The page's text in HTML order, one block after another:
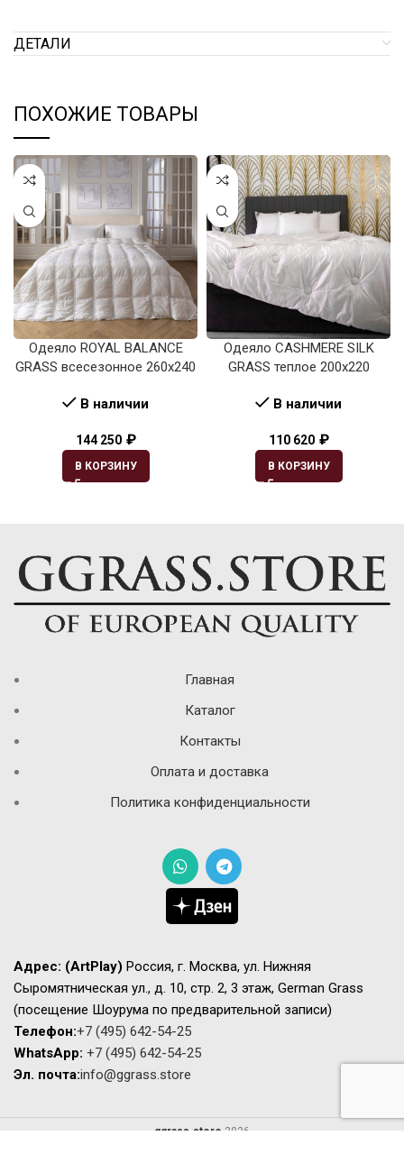
ДЕТАЛИ
ПОХОЖИЕ ТОВАРЫ
Одеяло ROYAL BALANCE
GRASS всесезонное 260х240
В наличии
144 250 ₽
В КОРЗИНУ
Одеяло CASHMERE SILK
GRASS теплое 200х220
В наличии
110 620 ₽
В КОРЗИНУ
Главная
Каталог
Контакты
Оплата и доставка
Политика конфиденциальности
Адрес: (ArtPlay) Россия, г. Москва, ул. Нижняя
Сыромятническая ул., д. 10, стр. 2, 3 этаж, German Grass
(посещение Шоурума по предварительной записи)
Телефон:+7 (495) 642-54-25
WhatsApp: +7 (495) 642-54-25
Эл. почта:info@ggrass.store
ggrass.store 2026